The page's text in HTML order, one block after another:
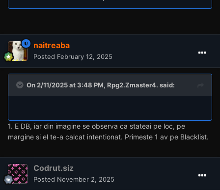
zone.ro/players/general/Bill.Jegosu
https://imgur.com/a/dm-7AkmF8a
Reveal hidden contents
naitreaba
Posted February 12, 2025
On 2/11/2025 at 3:48 PM,Rpg2.Zmaster4. said:
1. E DB, iar din imagine se observa ca stateai pe loc, pe
margine si el te-a calcat intentionat. Primeste 1 av pe Blacklist.
Codrut.siz
Posted November 2, 2025